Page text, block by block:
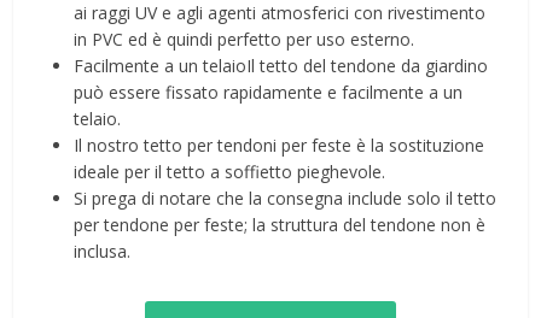
ai raggi UV e agli agenti atmosferici con rivestimento
in PVC ed è quindi perfetto per uso esterno.
Facilmente a un telaioIl tetto del tendone da giardino
può essere fissato rapidamente e facilmente a un
telaio.
️Il nostro tetto per tendoni per feste è la sostituzione
ideale per il tetto a soffietto pieghevole.
️Si prega di notare che la consegna include solo il tetto
per tendone per feste; la struttura del tendone non è
inclusa.